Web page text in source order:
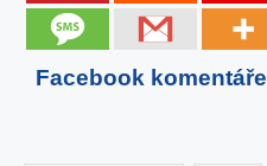
Facebook komentáře